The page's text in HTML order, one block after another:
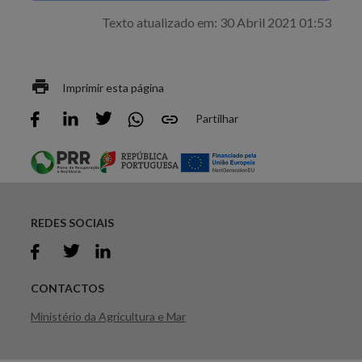
Texto atualizado em: 30 Abril 2021 01:53
Imprimir esta página
Partilhar
REDES SOCIAIS
CONTACTOS
Ministério da Agricultura e Mar